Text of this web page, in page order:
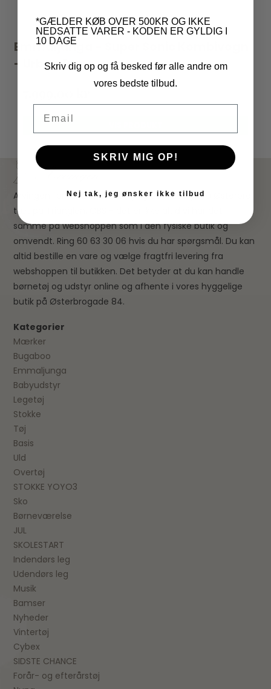
Emmaljunga - Super Sonic Kombivogn
- Urban Dune
Arvingen forhandler Børnetøj og babyudstyr på Østerbro
tæt på Trianglen. OBS - det er ikke altid vi har det
samme på webshoppen som i den fysiske butik og
omvendt. Ring 60 63 30 06 hvis du har spørgsmål. Du kan
altid bestille en vare og vælge fragtfri levering fra
webshoppen til butikken. Det betyder at du kan handle
børnetøj og udstyr online og afhente i vores hyggelige
butik på Østerbrogade 84.
Kategorier
Mærker
Bugaboo
Emmaljunga
Babyudstyr
Legetøj
Stokke
Tøj
Basis
Uld
Overtøj
STOKKE YOYO3
Sko
Børneværelse
JUL
SKOLESTART
Indendørs leg
Udendørs leg
Musik
Bamser
Nyheder
Vintertøj
Cybex
SIDSTE CHANCE
Forår- og efterårstøj
*GÆLDER KØB OVER 500KR OG IKKE
NEDSATTE VARER - KODEN ER GYLDIG I
10 DAGE
Skriv dig op og få besked før alle andre om
vores bedste tilbud.
SKRIV MIG OP!
Nej tak, jeg ønsker ikke tilbud